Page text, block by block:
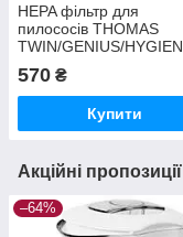
HEPA фільтр для
пилососів THOMAS
TWIN/GENIUS/
570 ₴
Купити
Акційні
–64%